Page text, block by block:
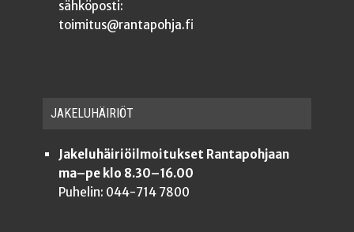
sähköposti:
toimitus@rantapohja.fi
JAKE­LU­HÄI­RIÖT
Jakeluhäiriöilmoitukset Rantapohjaan
ma–pe klo 8.30–16.00
Puhelin: 044-714 7800